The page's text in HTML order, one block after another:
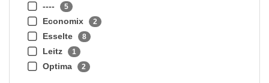
----
5
Economix 2
Esselte 8
Leitz 1
Optima 2